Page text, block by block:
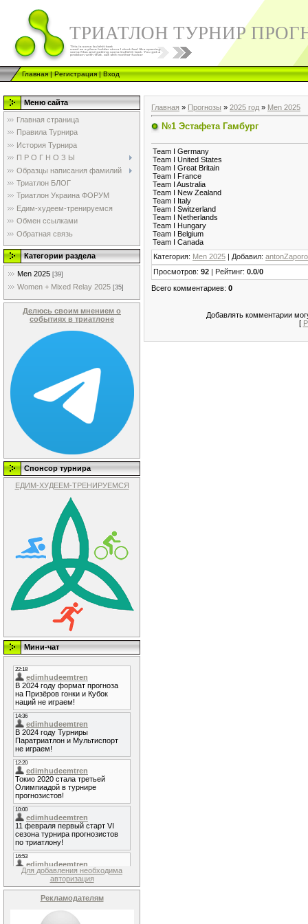
ТРИАТЛОН ТУРНИР
Главная|Регистрация|Вход
Меню сайта
Главная страница
Правила Турнира
История Турнира
П Р О Г Н О З Ы
Образцы написания фамилий
Триатлон БЛОГ
Триатлон Украина ФОРУМ
Едим-худеем-тренируемся
Обмен ссылками
Обратная связь
Категории раздела
Men 2025 [39]
Women + Mixed Relay 2025 [35]
Делюсь своим мнением о
событиях в триатлоне
Спонсор турнира
ЕДИМ-ХУДЕЕМ-ТРЕНИРУЕМСЯ
Мини-чат
Для добавления необходима
авторизация
Рекламодателям
Главная » Прогнозы » 2025 год » Men 2025
№1 Эстафета Гамбург
Team I Germany
Team I United States
Team I Great Britain
Team I France
Team I Australia
Team I New Zealand
Team I Italy
Team I Switzerland
Team I Netherlands
Team I Hungary
Team I Belgium
Team I Canada
Категория: Men 2025 | Добавил:
Просмотров: 92 | Рейтинг: 0.0/0
Всего комментариев: 0
Добавлять комментарии
[